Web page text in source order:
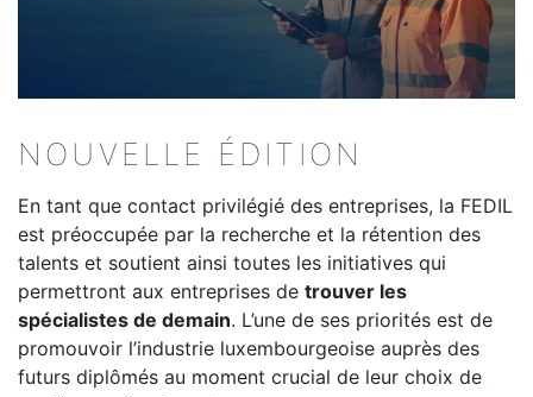
NOUVELLE ÉDITION
En tant que contact privilégié des entreprises, la FEDIL
est préoccupée par la recherche et la rétention des
talents et soutient ainsi toutes les initiatives qui
permettront aux entreprises de trouver les
spécialistes de demain. L’une de ses priorités est de
promouvoir l’industrie luxembourgeoise auprès des
futurs diplômés au moment crucial de leur choix de